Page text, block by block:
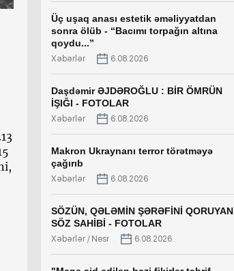
Üç uşaq anası estetik əməliyyatdan
sonra ölüb - “Bacımı torpağın altına
qoydu...”
Xəbərlər 6.08.2026
Daşdəmir ƏJDƏROĞLU : BİR ÖMRÜN
İŞIĞI - FOTOLAR
Xəbərlər 6.08.2026
Makron Ukraynanı terror törətməyə
çağırıb
Xəbərlər 6.08.2026
SÖZÜN, QƏLƏMİN ŞƏRƏFİNİ QORUYAN
SÖZ SAHİBİ - FOTOLAR
Xəbərlər / Nesr 6.08.2026